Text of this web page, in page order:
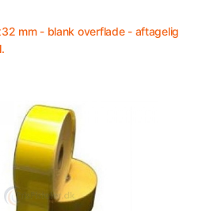
mm - blank overflade - aftagelig